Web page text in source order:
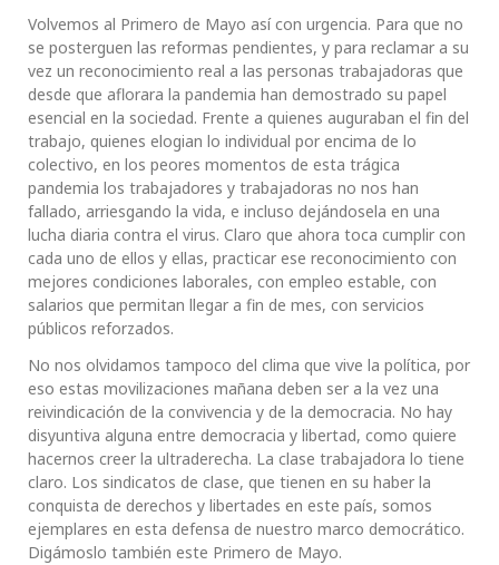
Volvemos al Primero de Mayo así con urgencia. Para que no
se posterguen las reformas pendientes, y para reclamar a su
vez un reconocimiento real a las personas trabajadoras que
desde que aflorara la pandemia han demostrado su papel
esencial en la sociedad. Frente a quienes auguraban el fin del
trabajo, quienes elogian lo individual por encima de lo
colectivo, en los peores momentos de esta trágica
pandemia los trabajadores y trabajadoras no nos han
fallado, arriesgando la vida, e incluso dejándosela en una
lucha diaria contra el virus. Claro que ahora toca cumplir con
cada uno de ellos y ellas, practicar ese reconocimiento con
mejores condiciones laborales, con empleo estable, con
salarios que permitan llegar a fin de mes, con servicios
públicos reforzados.
No nos olvidamos tampoco del clima que vive la política, por
eso estas movilizaciones mañana deben ser a la vez una
reivindicación de la convivencia y de la democracia. No hay
disyuntiva alguna entre democracia y libertad, como quiere
hacernos creer la ultraderecha. La clase trabajadora lo tiene
claro. Los sindicatos de clase, que tienen en su haber la
conquista de derechos y libertades en este país, somos
ejemplares en esta defensa de nuestro marco democrático.
Digámoslo también este Primero de Mayo.